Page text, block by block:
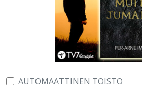
AUTOMAATTINEN TOISTO